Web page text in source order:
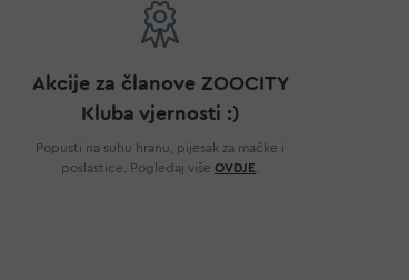
Akcije za članove ZOOCITY
Kluba vjernosti :)
Popusti na suhu hranu, pijesak za mačke i
poslastice. Pogledaj više OVDJE